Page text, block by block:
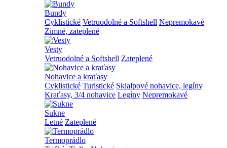
Bundy
Cyklistické Vetruodolné a Softshell Nepremokavé
Zimné, zateplené
Vesty
Vetruodolné a Softshell Zateplené
Nohavice a kraťasy
Cyklistické Turistické Skialpové nohavice, legíny
Kraťasy, 3/4 nohavice Legíny Nepremokavé
Sukne
Letné Zateplené
Termoprádlo